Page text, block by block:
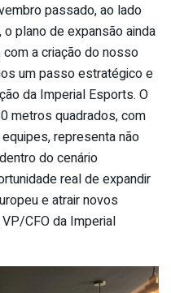
passado, ao lado
plano de expansão ainda
a criação do nosso
um passo estratégico e
da Imperial Esports. O
metros quadrados, com
representa não
do cenário
real de expandir
e atrair novos
CFO da Imperial